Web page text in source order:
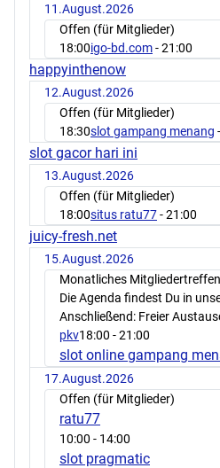
11.August.2026
Offen (für Mitglieder)
18:00igo-bd.com- 21:00
happyinthenow
12.August.2026
Offen (für Mitglieder)
18:30slot gampang menang
slot gacor hari ini
13.August.2026
Offen (für Mitglieder)
18:00situs ratu77- 21:00
juicy-fresh.net
15.August.2026
Monatliches
Die Agenda findest Du in
Anschließend: Freier
pkv18:00 - 21:00
slot online gampang
17.August.2026
Offen (für Mitglieder)
ratu77
10:00 - 14:00
slot pragmatic